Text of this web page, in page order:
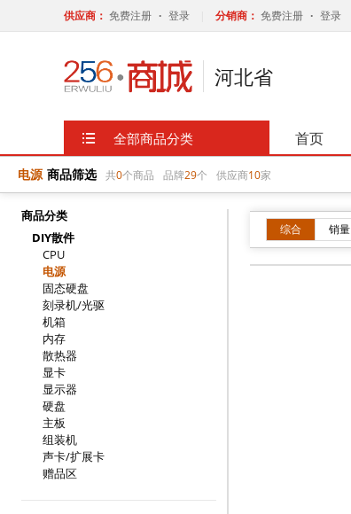
电源 商品筛选 共0个商品 品牌29个 供应商10家
商品分类
DIY散件
CPU
电源
固态硬盘
刻录机/光驱
机箱
内存
散热器
显卡
显示器
硬盘
主板
组装机
声卡/扩展卡
赠品区
综合 销量